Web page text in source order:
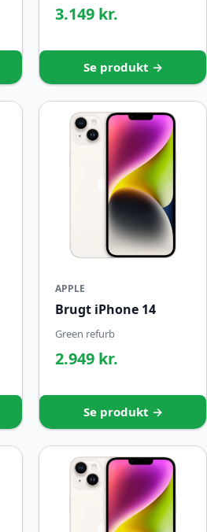
3.149 kr.
Se produkt →
APPLE
Brugt iPhone 14
Green refurb
2.949 kr.
Se produkt →